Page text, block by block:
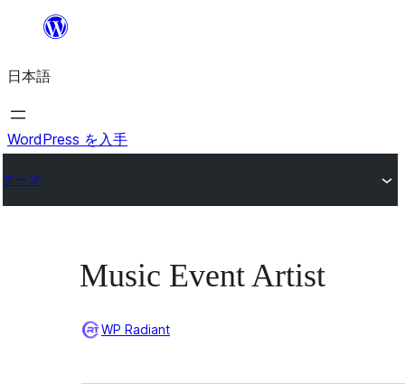
を
ス
キ
プ
日本語
WordPress を入手
テーマ
Music Event Artist
WP Radiant